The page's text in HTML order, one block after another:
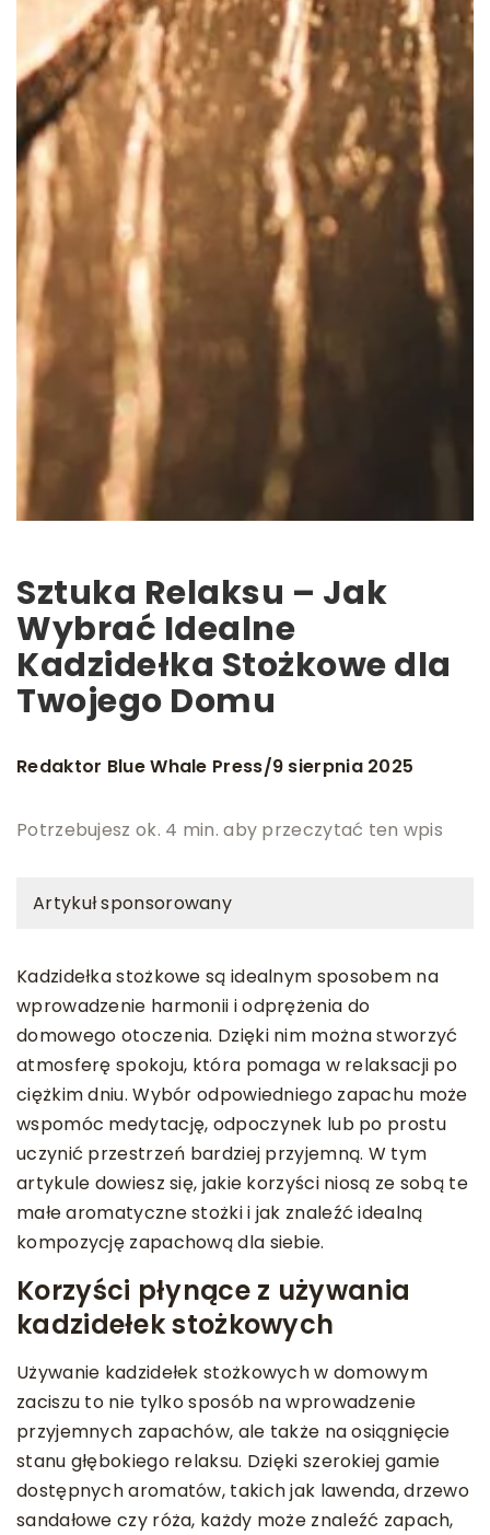
Sztuka Relaksu – Jak
Wybrać Idealne
Kadzidełka Stożkowe dla
Twojego Domu
Redaktor Blue Whale Press/9 sierpnia 2025
Potrzebujesz ok. 4 min. aby przeczytać ten wpis
Artykuł sponsorowany
Kadzidełka stożkowe są idealnym sposobem na
wprowadzenie harmonii i odprężenia do
domowego otoczenia. Dzięki nim można stworzyć
atmosferę spokoju, która pomaga w relaksacji po
ciężkim dniu. Wybór odpowiedniego zapachu może
wspomóc medytację, odpoczynek lub po prostu
uczynić przestrzeń bardziej przyjemną. W tym
artykule dowiesz się, jakie korzyści niosą ze sobą te
małe aromatyczne stożki i jak znaleźć idealną
kompozycję zapachową dla siebie.
Korzyści płynące z używania
kadzidełek stożkowych
Używanie kadzidełek stożkowych w domowym
zaciszu to nie tylko sposób na wprowadzenie
przyjemnych zapachów, ale także na osiągnięcie
stanu głębokiego relaksu. Dzięki szerokiej gamie
dostępnych aromatów, takich jak lawenda, drzewo
sandałowe czy róża, każdy może znaleźć zapach,